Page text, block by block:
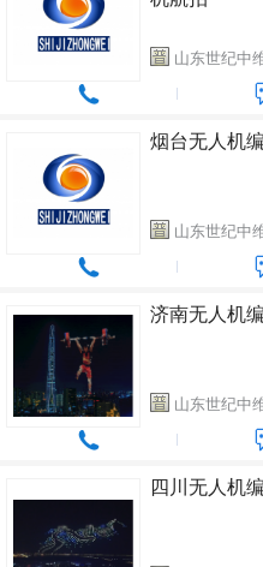
山东世纪中
烟台无人机
山东世纪中
济南无人机
山东世纪中
四川无人机